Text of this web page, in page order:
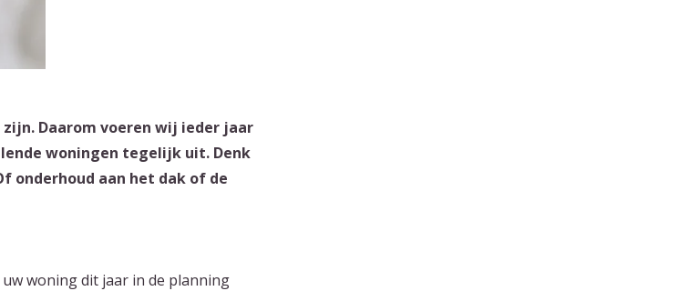
Daarom voeren wij ieder jaar
woningen tegelijk uit. Denk
onderhoud aan het dak of de
woning dit jaar in de planning